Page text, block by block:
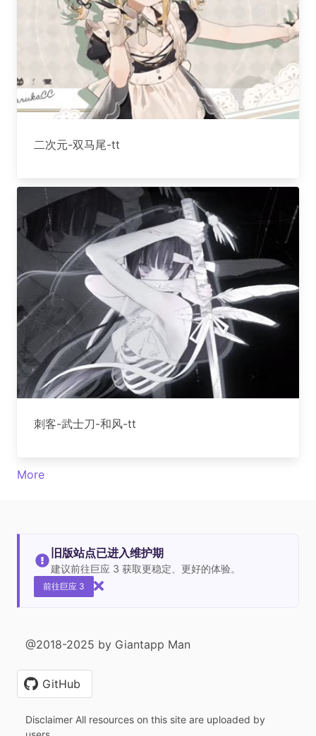
二次元-双马尾-tt
刺客-武士刀-和风-tt
More
旧版站点已进入维护期
建议前往巨应 3 获取更稳定、更好的体验。
前往巨应 3
@2018-2025 by Giantapp Man
GitHub
Disclaimer All resources on this site are uploaded by